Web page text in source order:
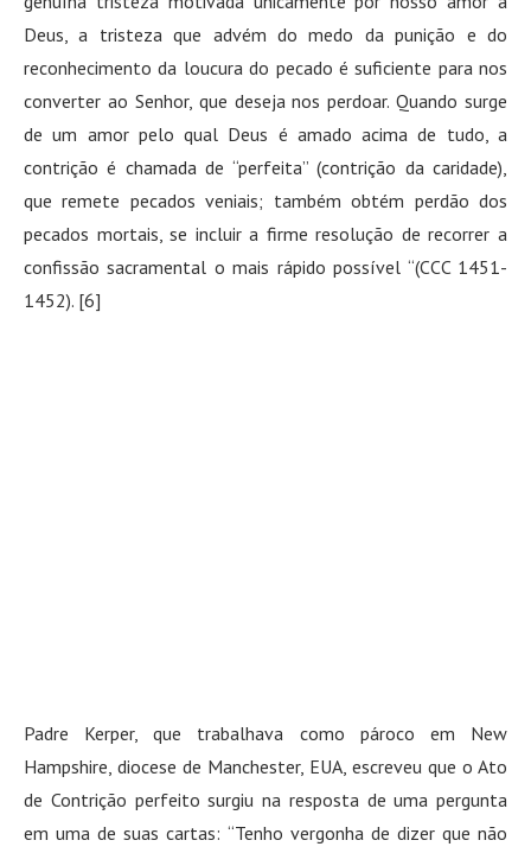
Deus, a tristeza que advém do medo da punição e do
reconhecimento da loucura do pecado é suficiente para nos
converter ao Senhor, que deseja nos perdoar. Quando surge
de um amor pelo qual Deus é amado acima de tudo, a
contrição é chamada de “perfeita” (contrição da caridade),
que remete pecados veniais; também obtém perdão dos
pecados mortais, se incluir a firme resolução de recorrer a
confissão sacramental o mais rápido possível “(CCC 1451-
1452). [6]
Padre Kerper, que trabalhava como pároco em New
Hampshire, diocese de Manchester, EUA, escreveu que o Ato
de Contrição perfeito surgiu na resposta de uma pergunta
em uma de suas cartas: “Tenho vergonha de dizer que não